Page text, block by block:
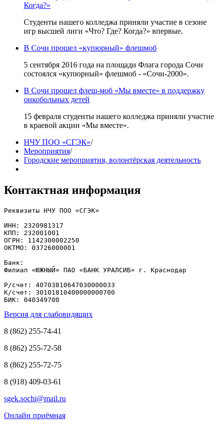
Когда?»
Студенты нашего колледжа приняли участие в сезоне
игр высшей лиги «Что? Где? Когда?» впервые.
В Сочи прошел «купюрный» флешмоб
5 сентября 2016 года на площади Флага города Сочи
состоялся «купюрный» флешмоб - «Сочи-2000».
В Сочи прошел флеш-моб «Мы вместе» в поддержку
онкобольных детей
15 февраля студенты нашего колледжа приняли участие
в краевой акции «Мы вместе».
НЧУ ПОО «СГЭК»/
Мероприятия/
Городские мероприятия, волонтёрская деятельность
Контактная информация
Реквизиты НЧУ ПОО «СГЭК»
ИНН: 2320981317
КПП: 232001001
ОГРН: 1142300002250
ОКТМО: 03726000001
Банк:
Филиал «ЮЖНЫЙ» ПАО «БАНК УРАЛСИБ» г. Краснодар
Р/счет: 40703810647030000033
К/счет: 30101810400000000700
БИК: 040349700
Версия для слабовидящих
8 (862) 255-74-41
8 (862) 255-72-58
8 (862) 255-72-75
8 (918) 409-03-61
sgek.sochi@mail.ru
Онлайн приёмная